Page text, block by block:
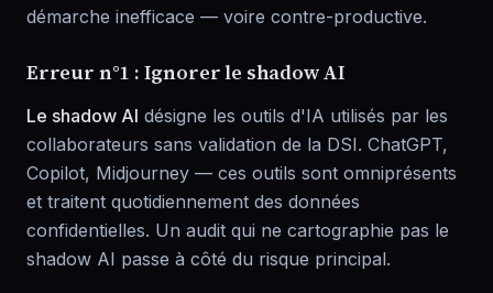
démarche inefficace — voire contre-productive.
Erreur n°1 : Ignorer le shadow AI
Le shadow AI désigne les outils d'IA utilisés par les
collaborateurs sans validation de la DSI. ChatGPT,
Copilot, Midjourney — ces outils sont omniprésents
et traitent quotidiennement des données
confidentielles. Un audit qui ne cartographie pas le
shadow AI passe à côté du risque principal.